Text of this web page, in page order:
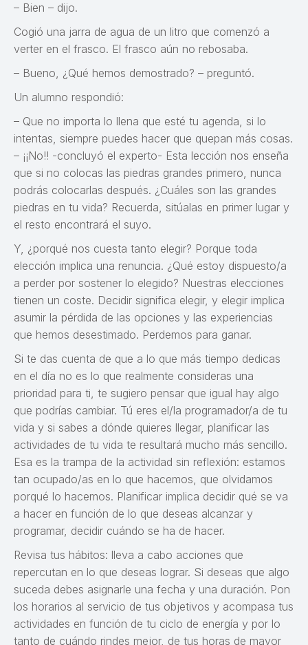
– Bien – dijo.
Cogió una jarra de agua de un litro que comenzó a
verter en el frasco. El frasco aún no rebosaba.
– Bueno, ¿Qué hemos demostrado? – preguntó.
Un alumno respondió:
– Que no importa lo llena que esté tu agenda, si lo
intentas, siempre puedes hacer que quepan más cosas.
– ¡¡No!! -concluyó el experto- Esta lección nos enseña
que si no colocas las piedras grandes primero, nunca
podrás colocarlas después. ¿Cuáles son las grandes
piedras en tu vida? Recuerda, sitúalas en primer lugar y
el resto encontrará el suyo.
Y, ¿porqué nos cuesta tanto elegir? Porque toda
elección implica una renuncia. ¿Qué estoy dispuesto/a
a perder por sostener lo elegido? Nuestras elecciones
tienen un coste. Decidir significa elegir, y elegir implica
asumir la pérdida de las opciones y las experiencias
que hemos desestimado. Perdemos para ganar.
Si te das cuenta de que a lo que más tiempo dedicas
en el día no es lo que realmente consideras una
prioridad para ti, te sugiero pensar que igual hay algo
que podrías cambiar. Tú eres el/la programador/a de tu
vida y si sabes a dónde quieres llegar, planificar las
actividades de tu vida te resultará mucho más sencillo.
Esa es la trampa de la actividad sin reflexión: estamos
tan ocupado/as en lo que hacemos, que olvidamos
porqué lo hacemos. Planificar implica decidir qué se va
a hacer en función de lo que deseas alcanzar y
programar, decidir cuándo se ha de hacer.
Revisa tus hábitos: lleva a cabo acciones que
repercutan en lo que deseas lograr. Si deseas que algo
suceda debes asignarle una fecha y una duración. Pon
los horarios al servicio de tus objetivos y acompasa tus
actividades en función de tu ciclo de energía y por lo
tanto de cuándo rindes mejor, de tus horas de mayor